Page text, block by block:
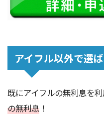
アイフル以外で選
既にアイフルの無利息を利
の無利息 ！